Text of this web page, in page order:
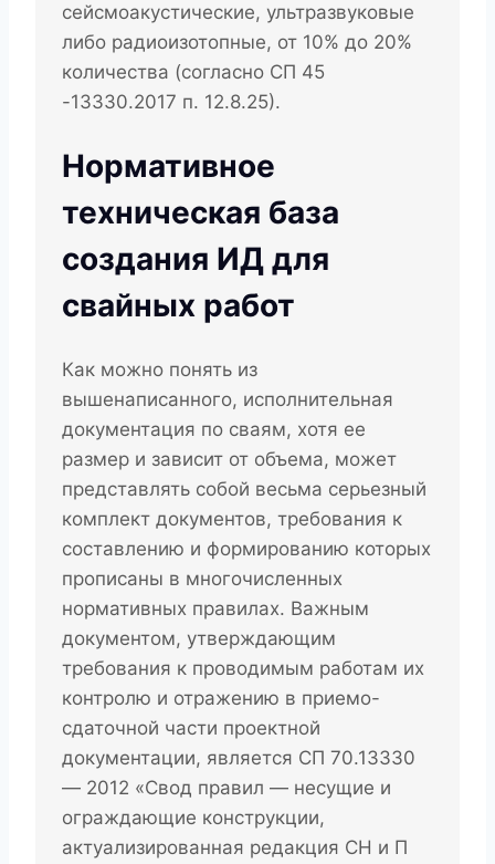
сейсмоакустические, ультразвуковые
либо радиоизотопные, от 10% до 20%
количества (согласно СП 45
-13330.2017 п. 12.8.25).
Нормативное
техническая база
создания ИД для
свайных работ
Как можно понять из
вышенаписанного, исполнительная
документация по сваям, хотя ее
размер и зависит от объема, может
представлять собой весьма серьезный
комплект документов, требования к
составлению и формированию которых
прописаны в многочисленных
нормативных правилах. Важным
документом, утверждающим
требования к проводимым работам их
контролю и отражению в приемо-
сдаточной части проектной
документации, является СП 70.13330
— 2012 «Свод правил — несущие и
ограждающие конструкции,
актуализированная редакция СН и П